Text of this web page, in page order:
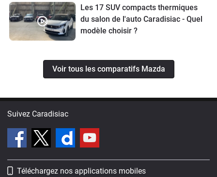
Les 17 SUV compacts thermiques
du salon de l'auto Caradisiac - Quel
modèle choisir ?
Voir tous les comparatifs Mazda
Suivez Caradisiac
Téléchargez nos applications mobiles